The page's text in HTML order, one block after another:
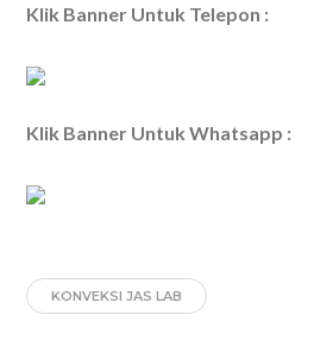
Klik Banner Untuk Telepon :
Klik Banner Untuk Whatsapp :
KONVEKSI JAS LAB